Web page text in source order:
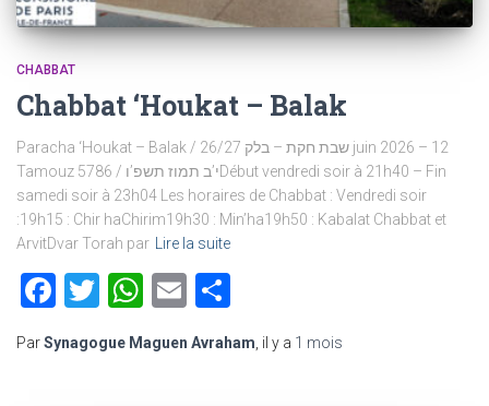
CHABBAT
Chabbat ‘Houkat – Balak
Paracha ‘Houkat – Balak / שבת חקת – בלק 26/27 juin 2026 – 12
Tamouz 5786 / י’ב תמוז תשפ’וDébut vendredi soir à 21h40 – Fin
samedi soir à 23h04 Les horaires de Chabbat : Vendredi soir
:19h15 : Chir haChirim19h30 : Min’ha19h50 : Kabalat Chabbat et
ArvitDvar Torah par Lire la suite
Facebook
Twitter
WhatsApp
Email
ParSynagogue Maguen Avraham , il y a 1 mois